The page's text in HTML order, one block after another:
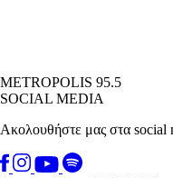
METROPOLIS 95.5
SOCIAL MEDIA
Ακολουθήστε μας στα social